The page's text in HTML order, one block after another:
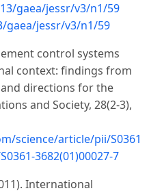
gaea/jessr/v3/n1/59
gaea/jessr/v3/n1/59
control systems
context: findings from
directions for the
and Society, 28(2-3),
science/article/pii/
3682(01)00027-7
International